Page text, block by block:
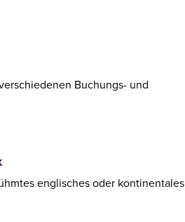
Buchungs- und
englisches oder kontinentales